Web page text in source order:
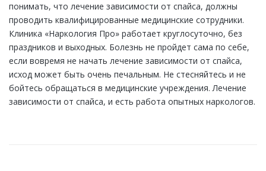
понимать, что лечение зависимости от спайса, должны
проводить квалифицированные медицинские сотрудники.
Клиника «Наркология Про» работает круглосуточно, без
праздников и выходных. Болезнь не пройдет сама по себе,
если вовремя не начать лечение зависимости от спайса,
исход может быть очень печальным. Не стесняйтесь и не
бойтесь обращаться в медицинские учреждения. Лечение
зависимости от спайса, и есть работа опытных наркологов.